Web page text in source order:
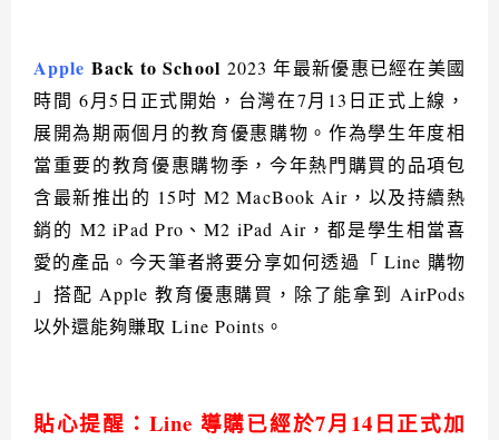
Apple Back to School 2023年最新優惠已經在美國
時間 6月5 日正式開始，台灣在7月 13 日正式上線，
展開為期兩個月的教育優惠購物。作為學生年度相
當重要的教育優惠購物季，今年熱門購買的品項包
含最新推出的 15吋 M2 MacBook Air ，以及持續熱
銷的 M2 iPad Pro 、M2 iPad Air ，都是學生相當喜
愛的產品。今天筆者將要分享如何透過「 Line 購物
」搭配 Apple教育優惠購買，除了能拿到 AirPods
以外還能夠賺取 Line Points 。
貼心提醒：Line 導購已經於7月14日正式加